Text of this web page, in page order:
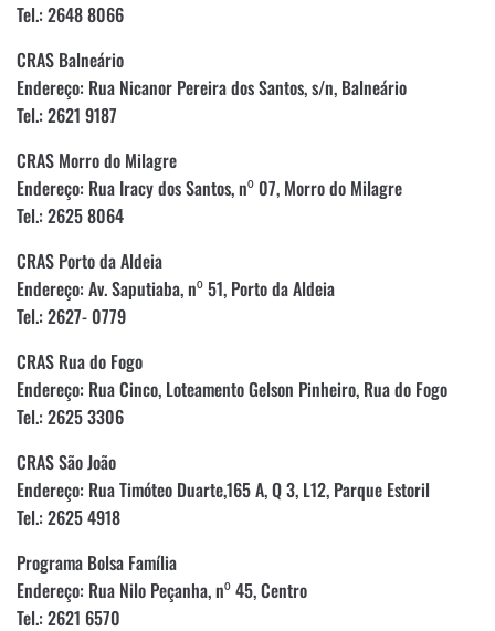
Tel.: 2648 8066
CRAS Balneário
Endereço: Rua Nicanor Pereira dos Santos, s/n, Balneário
Tel.: 2621 9187
CRAS Morro do Milagre
Endereço: Rua Iracy dos Santos, n⁰ 07, Morro do Milagre
Tel.: 2625 8064
CRAS Porto da Aldeia
Endereço: Av. Saputiaba, n⁰ 51, Porto da Aldeia
Tel.: 2627- 0779
CRAS Rua do Fogo
Endereço: Rua Cinco, Loteamento Gelson Pinheiro, Rua do Fogo
Tel.: 2625 3306
CRAS São João
Endereço: Rua Timóteo Duarte,165 A, Q 3, L12, Parque Estoril
Tel.: 2625 4918
Programa Bolsa Família
Endereço: Rua Nilo Peçanha, n⁰ 45, Centro
Tel.: 2621 6570